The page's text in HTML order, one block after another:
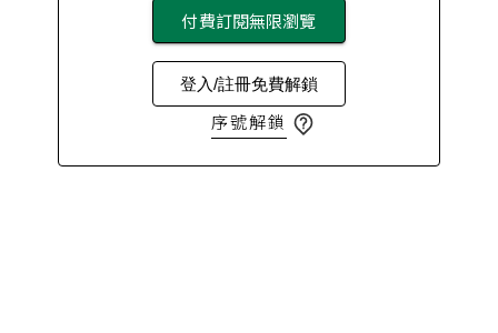
付費訂閱無限瀏覽
登入/註冊免費解鎖
序號解鎖